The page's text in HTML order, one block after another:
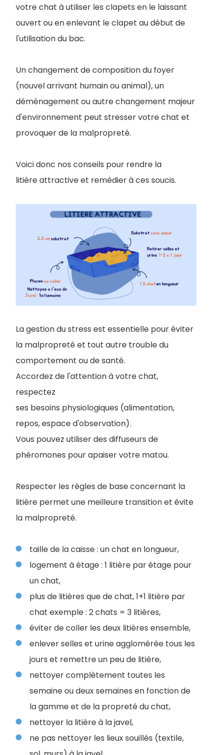
votre chat à utiliser les clapets en le laissant
ouvert ou en enlevant le clapet au début de
l'utilisation du bac.
Un changement de composition du foyer
(nouvel arrivant humain ou animal), un
déménagement ou autre changement majeur
d'environnement peut stresser votre chat et
provoquer de la malpropreté.
Voici donc nos conseils pour rendre la
litière attractive et remédier à ces soucis.
La gestion du stress est essentielle pour éviter
la malpropreté et tout autre trouble du
comportement ou de santé.
Accordez de l'attention à votre chat,
respectez
ses besoins physiologiques (alimentation,
repos, espace d'observation).
Vous pouvez utiliser des diffuseurs de
phéromones pour apaiser votre matou.
Respecter les règles de base concernant la
litière permet une meilleure transition et évite
la malpropreté.
taille de la caisse : un chat en longueur,
logement à étage : 1 litière par étage pour
un chat,
plus de litières que de chat, 1+1 litière par
chat exemple : 2 chats = 3 litières,
éviter de coller les deux litières ensemble,
enlever selles et urine agglomérée tous les
jours et remettre un peu de litière,
nettoyer complètement toutes les
semaine ou deux semaines en fonction de
la gamme et de la propreté du chat,
nettoyer la litière à la javel,
ne pas nettoyer les lieux souillés (textile,